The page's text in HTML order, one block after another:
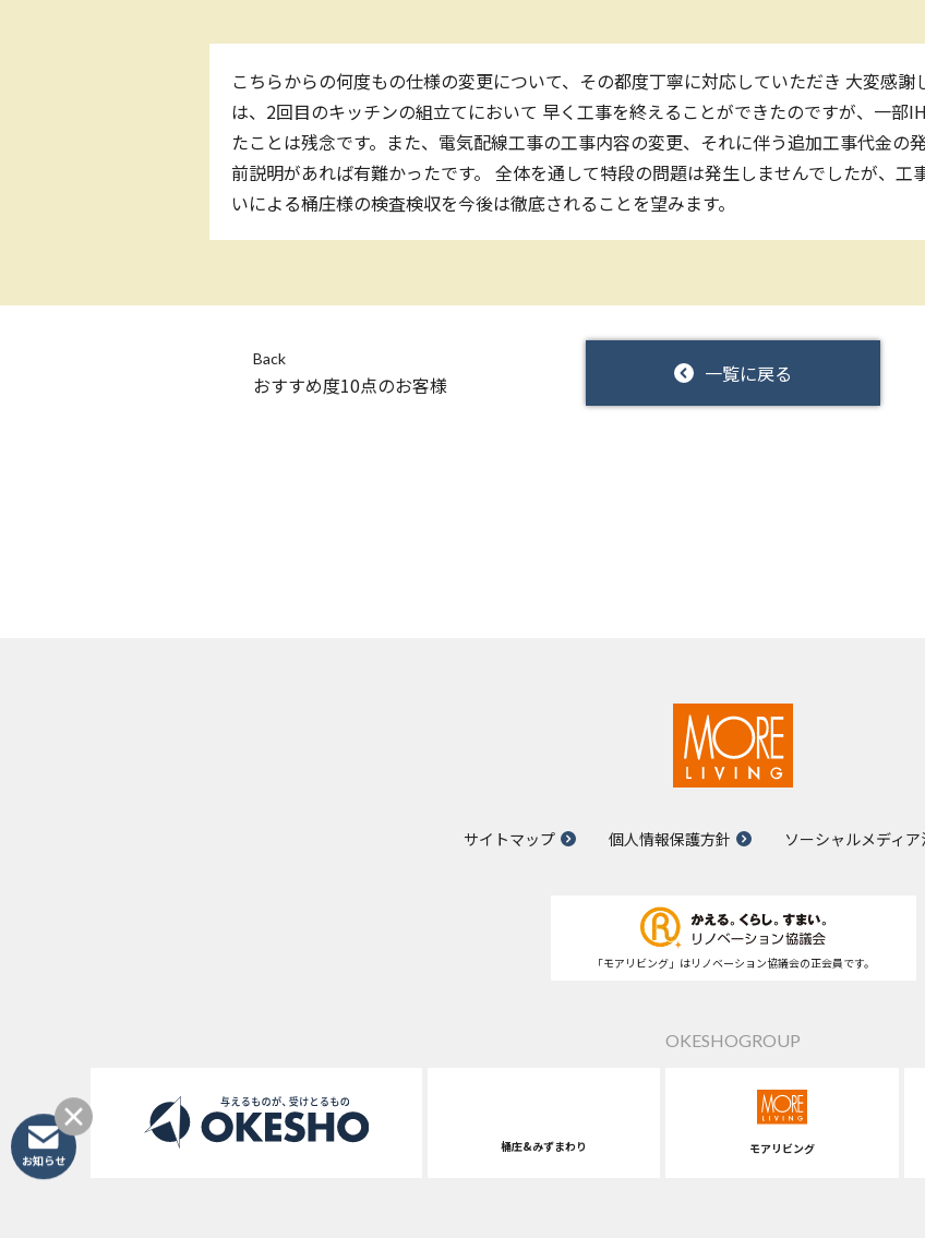
こちらからの何度もの仕様の変更について、その都度丁寧に対応していただき 大変感謝
は、2回目のキッチンの組立てにおいて 早く工事を終えることができたのですが、一部
たことは残念です。また、電気配線工事の工事内容の変更、それに伴う追加工事代金の
前説明があれば有難かったです。 全体を通して特段の問題は発生しませんでしたが、工
いによる桶庄様の検査検収を今後は徹底されることを望みます。
Back
おすすめ度10点のお客様 一覧に戻る
サイトマップ 個人情報保護方針 ソーシャルメディ
「モアリビング」はリノベーション協議会の正会員です。
OKESHOGROUP
桶庄&みずまわり モアリビング
お知らせ